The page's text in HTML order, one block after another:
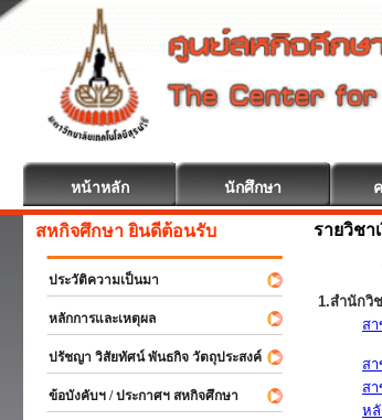
หน้าหลัก นักศึกษา
สหกิจศึกษา ยินดีต้อนรับ
ประวัติความเป็นมา
หลักการและเหตุผล
ปรัชญา วิสัยทัศน์ พันธกิจ วัตถุประสงค์
ข้อบังคับฯ / ประกาศฯ สหกิจศึกษา
รายวิชา
1.สำนักวิ
สา
สา
สา
ห